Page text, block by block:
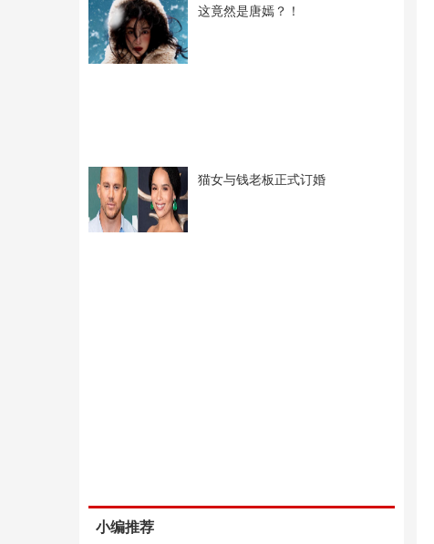
这竟然是唐嫣？！
猫女与钱老板正式订婚
小编推荐